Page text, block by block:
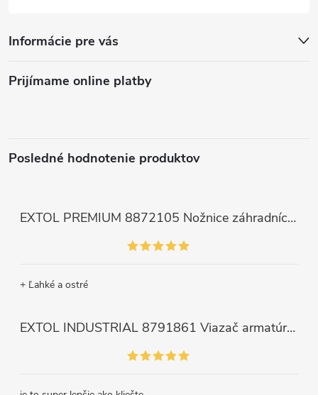
Informácie pre vás
Prijímame online platby
Posledné hodnotenie produktov
EXTOL PREMIUM 8872105 Nožnice záhradnícke dlhé úzke, 200mm, max. prestrih Ø6mm
+ Ľahké a ostré
EXTOL INDUSTRIAL 8791861 Viazač armatúr aku Share20V, bez aku, drôt 0,8mm, oko 8-34mm, bezuhlíkový motor